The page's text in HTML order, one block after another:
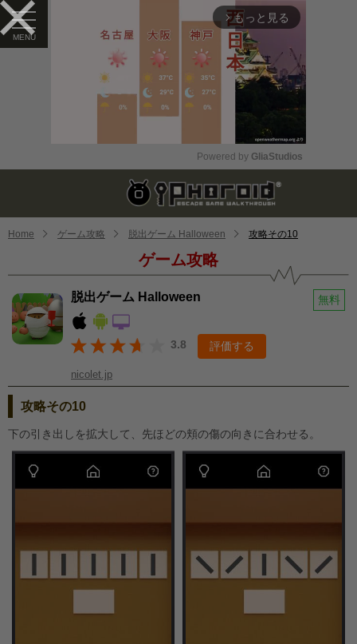
arrow_forward_ios もっと見る
Mute
Powered by GliaStudios
Home ゲーム攻略 脱出ゲーム Halloween 攻略その10
ゲーム攻略
脱出ゲーム Halloween 無料
3.8 評価する
nicolet.jp
攻略その10
下の引き出しを拡大して、先ほどの頬の傷の向きに合わせる。